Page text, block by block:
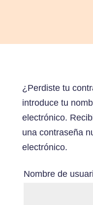
¿Perdiste tu
introduce tu
electrónico.
una contraseña
electrónico.
Nombre de